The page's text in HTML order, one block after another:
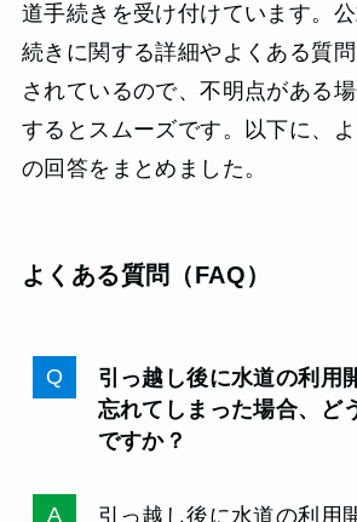
道手続きを受け付けています。
続きに関する詳細やよくある質
されているので、不明点がある
するとスムーズです。以下に、
の回答をまとめました。
よくある質問（FAQ）
引っ越し後に水道の利用
忘れてしまった場合、ど
ですか？
引っ越し後に水道の利用